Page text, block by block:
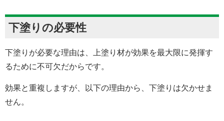
下塗りの必要性
下塗りが必要な理由は、上塗り材が効果を最大限に発揮す
るために不可欠だからです。
効果と重複しますが、以下の理由から、下塗りは欠かせま
せん。